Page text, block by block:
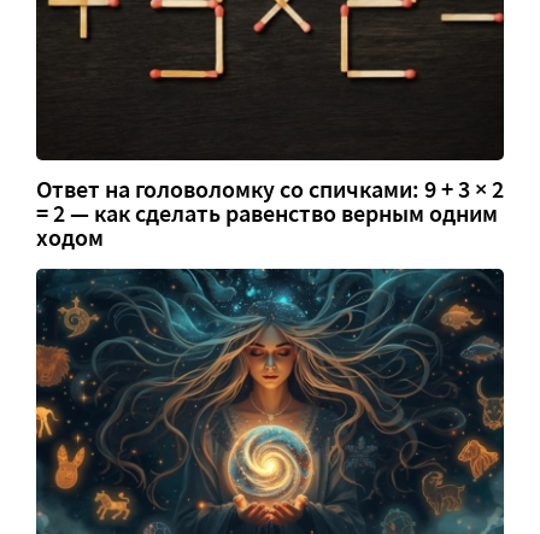
Ответ на головоломку со спичками: 9 + 3 × 2
= 2 — как сделать равенство верным одним
ходом